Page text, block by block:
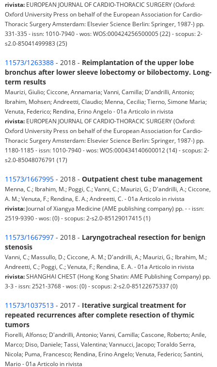
rivista: EUROPEAN JOURNAL OF CARDIO-THORACIC SURGERY (Oxford:
Oxford University Press on behalf of the European Association for Cardio-
Thoracic Surgery Amsterdam: Elsevier Science Berlin: Springer, 1987-) pp.
331-335 - issn: 1010-7940 - wos: WOS:000424256500005 (22) - scopus: 2-
s2.0-85041499983 (25)
11573/1263388 - 2018 - Reimplantation of the upper lobe
bronchus after lower sleeve lobectomy or bilobectomy. Long-
term results
Maurizi, Giulio; Ciccone, Annamaria; Vanni, Camilla; D'andrilli, Antonio;
Ibrahim, Mohsen; Andreetti, Claudio; Menna, Cecilia; Tierno, Simone Maria;
Venuta, Federico; Rendina, Erino Angelo - 01a Articolo in rivista
rivista: EUROPEAN JOURNAL OF CARDIO-THORACIC SURGERY (Oxford:
Oxford University Press on behalf of the European Association for Cardio-
Thoracic Surgery Amsterdam: Elsevier Science Berlin: Springer, 1987-) pp.
1180-1185 - issn: 1010-7940 - wos: WOS:000434140600012 (14) - scopus: 2-
s2.0-85048076791 (17)
11573/1667995 - 2018 - Outpatient chest tube management
Menna, C.; Ibrahim, M.; Poggi, C.; Vanni, C.; Maurizi, G.; D'andrilli, A.; Ciccone,
A. M.; Venuta, F.; Rendina, E. A.; Andreetti, C. - 01a Articolo in rivista
rivista: Journal of Xiangya Medicine (AME publishing company) pp. - - issn:
2519-9390 - wos: (0) - scopus: 2-s2.0-85129017415 (1)
11573/1667997 - 2018 - Laryngotracheal resection for benign
stenosis
Vanni, C.; Massullo, D.; Ciccone, A. M.; D'andrilli, A.; Maurizi, G.; Ibrahim, M.;
Andreetti, C.; Poggi, C.; Venuta, F.; Rendina, E. A. - 01a Articolo in rivista
rivista:SHANGHAI CHEST (Hong Kong Shatin: AME Publishing Company) pp.
3-3 - issn: 2521-3768 - wos: (0) - scopus: 2-s2.0-85122675337 (0)
11573/1037513 - 2017 - Iterative surgical treatment for
repeated recurrences after complete resection of thymic
tumors
Fiorelli, Alfonso; D'andrilli, Antonio; Vanni, Camilla; Cascone, Roberto; Anile,
Marco; Diso, Daniele; Tassi, Valentina; Vannucci, Jacopo; Toraldo Serra,
Nicola; Puma, Francesco; Rendina, Erino Angelo; Venuta, Federico; Santini,
Mario - 01a Articolo in rivista